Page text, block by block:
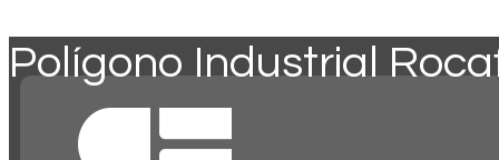
Polígono Industrial